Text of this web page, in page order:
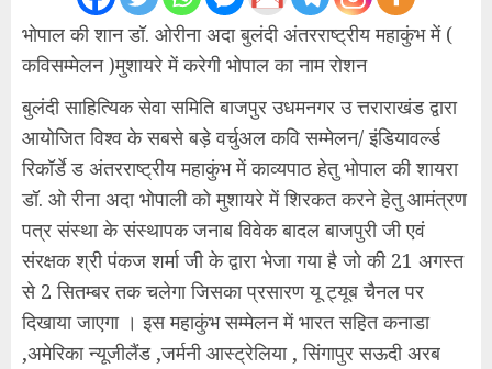
भोपाल की शान डॉ. ओरीना अदा बुलंदी अंतरराष्ट्रीय महाकुंभ में (
कविसम्मेलन )मुशायरे में करेगी भोपाल का नाम रोशन
बुलंदी साहित्यिक सेवा समिति बाजपुर उधमनगर उ त्तराराखंड द्वारा
आयोजित विश्व के सबसे बड़े वर्चुअल कवि सम्मेलन/ इंडियावर्ल्ड
रिकॉर्डे ड अंतरराष्ट्रीय महाकुंभ में काव्यपाठ हेतु भोपाल की शायरा
डॉ. ओ रीना अदा भोपाली को मुशायरे में शिरकत करने हेतु आमंत्रण
पत्र संस्था के संस्थापक जनाब विवेक बादल बाजपुरी जी एवं
संरक्षक श्री पंकज शर्मा जी के द्वारा भेजा गया है जो की 21 अगस्त
से 2 सितम्बर तक चलेगा जिसका प्रसारण यू ट्यूब चैनल पर
दिखाया जाएगा । इस महाकुंभ सम्मेलन में भारत सहित कनाडा
,अमेरिका न्यूजीलैंड ,जर्मनी आस्ट्रेलिया , सिंगापुर सऊदी अरब